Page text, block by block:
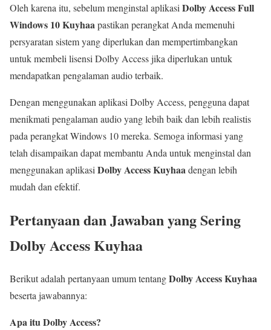
Oleh karena itu, sebelum menginstal aplikasiDolby Access Full
Windows 10 Kuyhaapastikan perangkat Anda memenuhi
persyaratan sistem yang diperlukan dan mempertimbangkan
untuk membeli lisensi Dolby Access jika diperlukan untuk
mendapatkan pengalaman audio terbaik.
Dengan menggunakan aplikasi Dolby Access, pengguna dapat
menikmati pengalaman audio yang lebih baik dan lebih realistis
pada perangkat Windows 10 mereka. Semoga informasi yang
telah disampaikan dapat membantu Anda untuk menginstal dan
menggunakan aplikasiDolby Access Kuyhaadengan lebih
mudah dan efektif.
Pertanyaan dan Jawaban yang Sering
Dolby Access Kuyhaa
Berikut adalah pertanyaan umum tentangDolby Access Kuyhaa
beserta jawabannya:
Apa itu Dolby Access?